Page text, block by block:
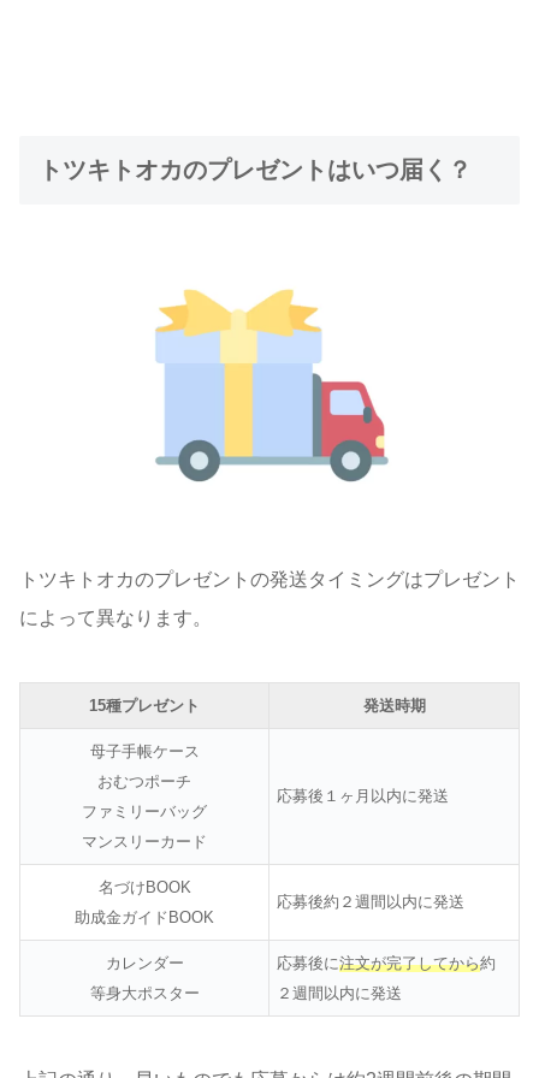
トツキトオカのプレゼントはいつ届く？
トツキトオカのプレゼントの発送タイミングはプレゼント
によって異なります。
15種プレゼント 発送時期
母子手帳ケース
おむつポーチ
ファミリーバッグ
マンスリーカード
応募後１ヶ月以内に発送
名づけBOOK
助成金ガイドBOOK
応募後約２週間以内に発送
カレンダー
等身大ポスター
応募後に注文が完了してから約
２週間以内に発送